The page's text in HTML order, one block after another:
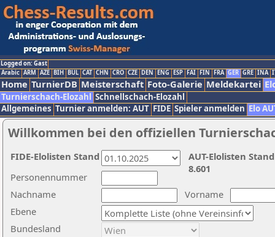
Logged on: Gast
Arabic ARM AZE BIH BUL CAT CHN CRO CZE DEN ENG ESP FAI FIN FRA GER GRE INA
Home TurnierDB Meisterschaft Foto-Galerie Meldekartei
Turnierschach-Elozahl Schnellschach-Elozahl
Allgemeines Turnier anmelden: AUT FIDE Spieler anmelden Elo
Willkommen bei den offiziellen
Nachname
Vorname
Ebene
Personennummer
Bundesland
AUT-Elolisten
8.601
FIDE-Elolisten Stand